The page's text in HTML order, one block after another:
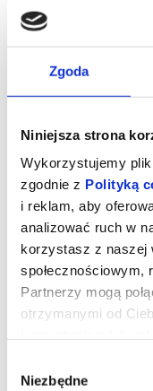
Zgoda
Niniejsza strona
Wykorzystujemy
zgodnie z Polityką
i reklam, aby
analizować ruch w
korzystasz z naszej
społecznościowym,
Partnerzy mogą
otrzymanymi od
zgody
Niezbędne
Pociąg do
Pociąg do kina:
Polska, 1980, 96’
Artur (R. Wilhelmi),
nieoczekiwanie dla
Filipem (W. Kowalski)
outsidera przez